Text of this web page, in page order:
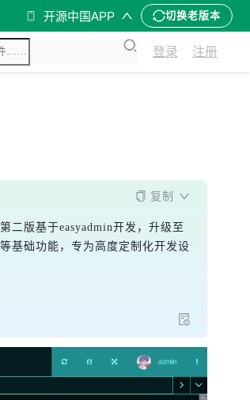
开源中国APP 切换老版本
登录 注册
复制
二版基于easyadmin开发，升级至
基础功能，专为高度定制化开发设